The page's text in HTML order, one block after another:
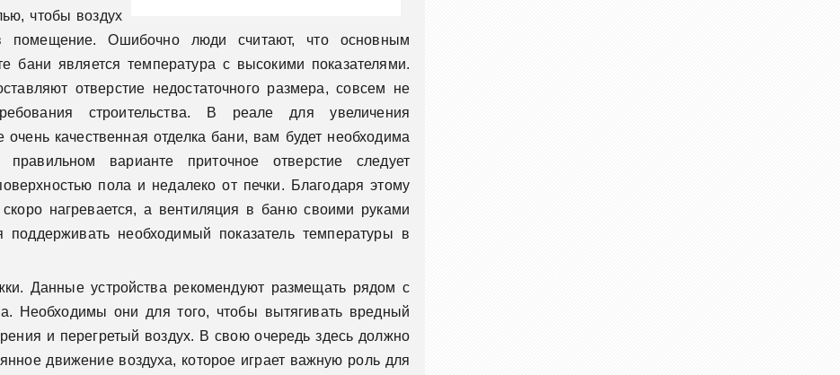
чтобы воздух
Ошибочно люди считают, что основным
бани является температура с высокими показателями.
отверстие недостаточного размера, совсем не
строительства. В реале для увеличения
качественная отделка бани, вам будет необходима
варианте приточное отверстие следует
пола и недалеко от печки. Благодаря этому
нагревается, а вентиляция в баню своими руками
поддерживать необходимый показатель температуры в
Данные устройства рекомендуют размещать рядом с
Необходимы они для того, чтобы вытягивать вредный
и перегретый воздух. В свою очередь здесь должно
движение воздуха, которое играет важную роль для